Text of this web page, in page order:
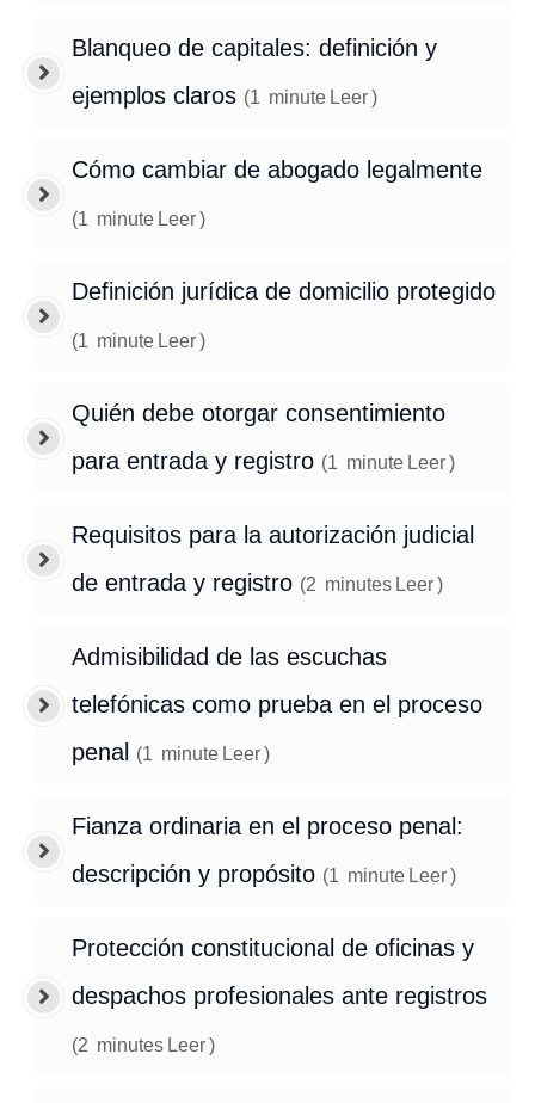
Blanqueo de capitales: definición y
ejemplos claros (1 minute Leer)
Cómo cambiar de abogado legalmente
(1 minute Leer)
Definición jurídica de domicilio protegido
(1 minute Leer)
Quién debe otorgar consentimiento
para entrada y registro (1 minute Leer)
Requisitos para la autorización judicial
de entrada y registro (2 minutes Leer)
Admisibilidad de las escuchas
telefónicas como prueba en el proceso
penal
(1 minute Leer)
Fianza ordinaria en el proceso penal:
descripción y propósito (1 minute Leer)
Protección constitucional de oficinas y
despachos profesionales ante registros
(2 minutes Leer)